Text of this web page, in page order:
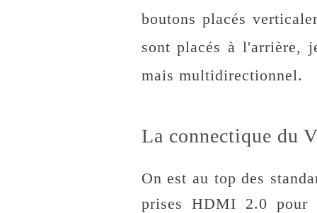
boutons placés
sont placés à l'arrière,
mais multidirectionnel.
La connectique du
On est au top des
prises HDMI 2.0 pour